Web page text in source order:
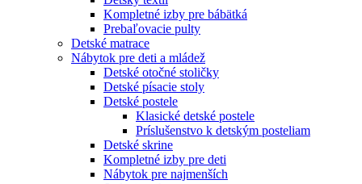
Kompletné izby pre bábätká
Prebaľovacie pulty
Detské matrace
Nábytok pre deti a mládež
Detské otočné stoličky
Detské písacie stoly
Detské postele
Klasické detské postele
Príslušenstvo k detským posteliam
Detské skrine
Kompletné izby pre deti
Nábytok pre najmenších